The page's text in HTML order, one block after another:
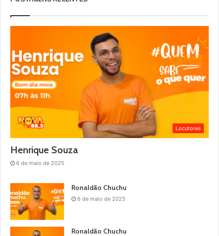
Locutores
Henrique Souza
6 de maio de 2025
Ronaldão Chuchu
6 de maio de 2025
Ronaldão Chuchu